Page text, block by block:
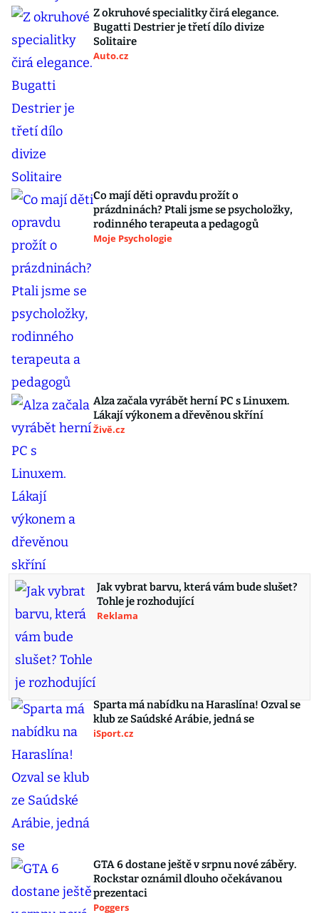
Z okruhové specialitky čirá elegance.
Bugatti Destrier je třetí dílo divize
Solitaire
Auto.cz
Co mají děti opravdu prožít o
prázdninách? Ptali jsme se psycholožky,
rodinného terapeuta a pedagogů
Moje Psychologie
Alza začala vyrábět herní PC s Linuxem.
Lákají výkonem a dřevěnou skříní
Živě.cz
Jak vybrat barvu, která vám bude slušet?
Tohle je rozhodující
Reklama
Sparta má nabídku na Haraslína! Ozval se
klub ze Saúdské Arábie, jedná se
iSport.cz
GTA 6 dostane ještě v srpnu nové záběry.
Rockstar oznámil dlouho očekávanou
prezentaci
Poggers